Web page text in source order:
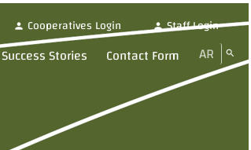
person Cooperatives Login person Staff Login
Success Stories Contact Form AR search